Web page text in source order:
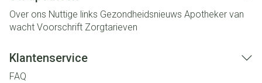
Over ons Nuttige links Gezondheidsnieuws Apotheker van
wacht Voorschrift Zorgtarieven
Klantenservice
FAQ